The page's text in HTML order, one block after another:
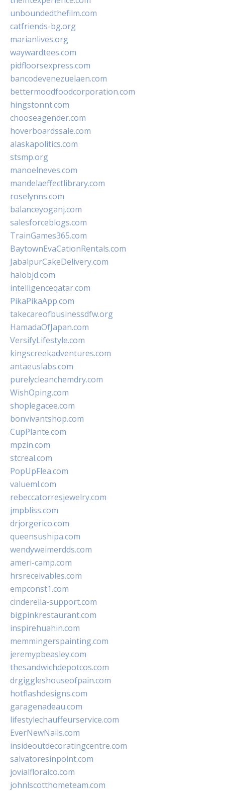
unboundedthefilm.com
catfriends-bg.org
marianlives.org
waywardtees.com
pidfloorsexpress.com
bancodevenezuelaen.com
bettermoodfoodcorporation.com
hingstonnt.com
chooseagender.com
hoverboardssale.com
alaskapolitics.com
stsmp.org
manoelneves.com
mandelaeffectlibrary.com
roselynns.com
balanceyoganj.com
salesforceblogs.com
TrainGames365.com
BaytownEvaCationRentals.com
JabalpurCakeDelivery.com
halobjd.com
intelligenceqatar.com
PikaPikaApp.com
takecareofbusinessdfw.org
HamadaOfJapan.com
VersifyLifestyle.com
kingscreekadventures.com
antaeuslabs.com
purelycleanchemdry.com
WishOping.com
shoplegacee.com
bonvivantshop.com
CupPlante.com
mpzin.com
stcreal.com
PopUpFlea.com
valueml.com
rebeccatorresjewelry.com
jmpbliss.com
drjorgerico.com
queensushipa.com
wendyweimerdds.com
ameri-camp.com
hrsreceivables.com
empconst1.com
cinderella-support.com
bigpinkrestaurant.com
inspirehuahin.com
memmingerspainting.com
jeremypbeasley.com
thesandwichdepotcos.com
drgiggleshouseofpain.com
hotflashdesigns.com
garagenadeau.com
lifestylechauffeurservice.com
EverNewNails.com
insideoutdecoratingcentre.com
salvatoresinpoint.com
jovialfloralco.com
johnlscotthometeam.com